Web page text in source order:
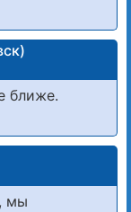
ближе.
мы